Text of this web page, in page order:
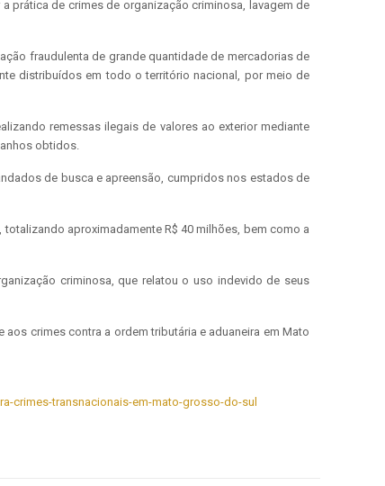
prática de crimes de organização criminosa, lavagem de
fraudulenta de grande quantidade de mercadorias de
distribuídos em todo o território nacional, por meio de
remessas ilegais de valores ao exterior mediante
obtidos.
de busca e apreensão, cumpridos nos estados de
aproximadamente R$ 40 milhões, bem como a
criminosa, que relatou o uso indevido de seus
crimes contra a ordem tributária e aduaneira em Mato
crimes-transnacionais-em-mato-grosso-do-sul